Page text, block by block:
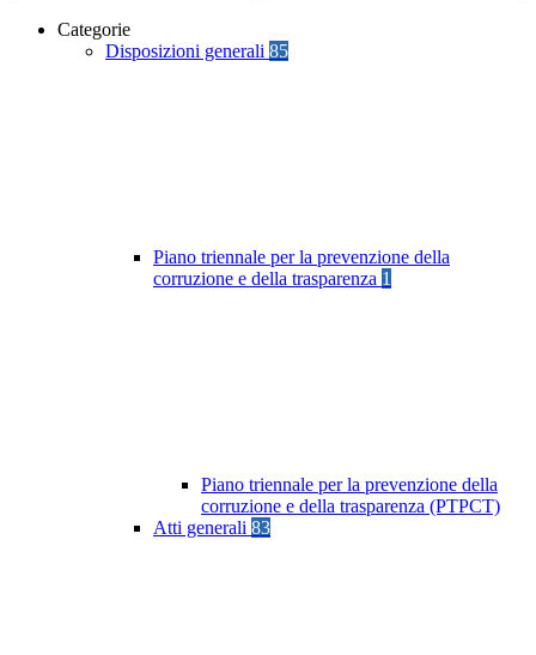
Categorie
Disposizioni generali 85
Piano triennale per la prevenzione della
corruzione e della trasparenza 1
Piano triennale per la prevenzione della
corruzione e della trasparenza (PTPCT)
Atti generali 83